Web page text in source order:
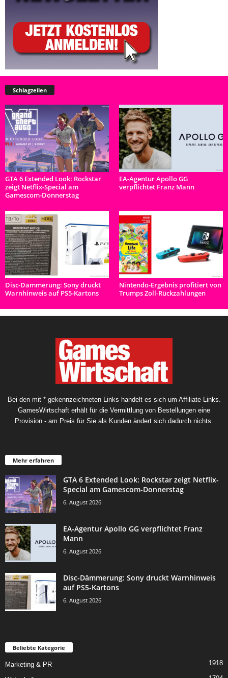
Schlagzeilen
GTA 6 Extended Look: Rockstar
zeigt Netflix-Special am
Gamescom-Donnerstag
EA-Agentur Apollo GG
verpflichtet Franz Mann
Disc-Dämmerung: Sony druckt
Warnhinweis auf PS5-Kartons
Nintendo-Ergebnis profitiert von
Trumps Zoll-Rückzahlungen
Bei den mit * gekennzeichneten Links handelt es sich um Affiliate-Links.
GamesWirtschaft erhält für die Vermittlung von Bestellungen eine
Provision - am Preis für Sie als Kunden ändert sich dadurch nichts.
Mehr erfahren
GTA 6 Extended Look: Rockstar zeigt Netflix-
Special am Gamescom-Donnerstag
6. August 2026
EA-Agentur Apollo GG verpflichtet Franz
Mann
6. August 2026
Disc-Dämmerung: Sony druckt Warnhinweis
auf PS5-Kartons
6. August 2026
Beliebte Kategorie
Marketing & PR 1918